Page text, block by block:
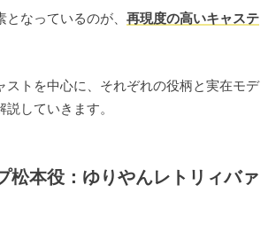
なっているのが、 再現度の高いキャステ
ストを中心に、それぞれの役柄と実在モデ
していきます。
松本役：ゆりやんレトリィバァ